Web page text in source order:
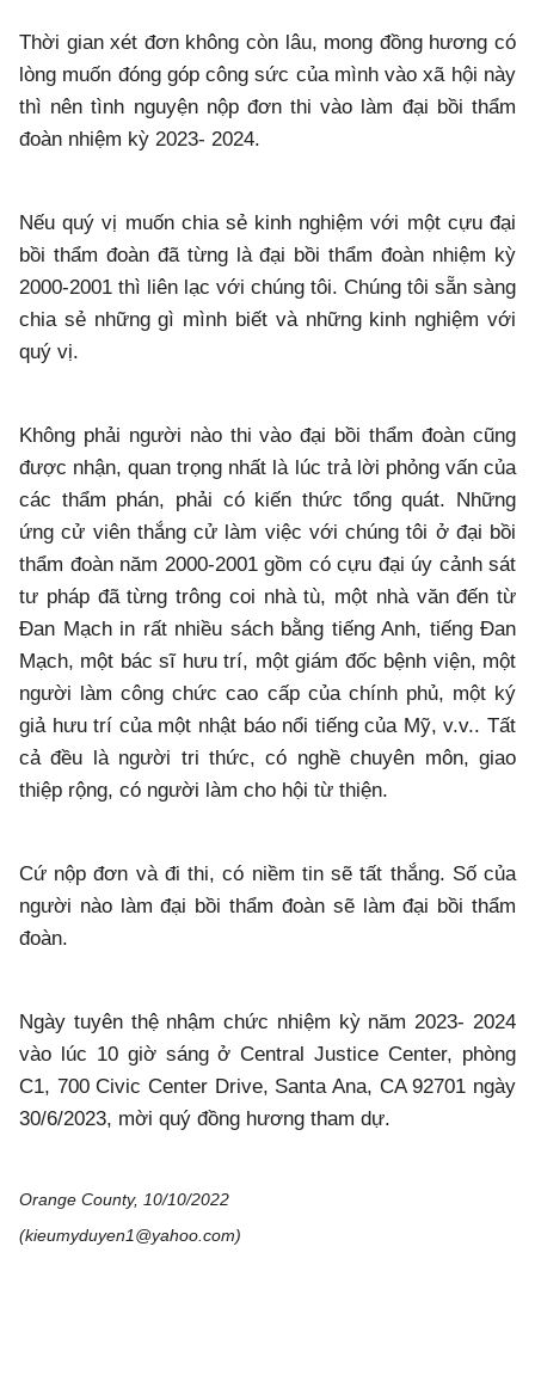
Thời gian xét đơn không còn lâu, mong đồng hương có
lòng muốn đóng góp công sức của mình vào xã hội này
thì nên tình nguyện nộp đơn thi vào làm đại bồi thẩm
đoàn nhiệm kỳ 2023- 2024.
Nếu quý vị muốn chia sẻ kinh nghiệm với một cựu đại
bồi thẩm đoàn đã từng là đại bồi thẩm đoàn nhiệm kỳ
2000-2001 thì liên lạc với chúng tôi. Chúng tôi sẵn sàng
chia sẻ những gì mình biết và những kinh nghiệm với
quý vị.
Không phải người nào thi vào đại bồi thẩm đoàn cũng
được nhận, quan trọng nhất là lúc trả lời phỏng vấn của
các thẩm phán, phải có kiến thức tổng quát. Những
ứng cử viên thắng cử làm việc với chúng tôi ở đại bồi
thẩm đoàn năm 2000-2001 gồm có cựu đại úy cảnh sát
tư pháp đã từng trông coi nhà tù, một nhà văn đến từ
Đan Mạch in rất nhiều sách bằng tiếng Anh, tiếng Đan
Mạch, một bác sĩ hưu trí, một giám đốc bệnh viện, một
người làm công chức cao cấp của chính phủ, một ký
giả hưu trí của một nhật báo nổi tiếng của Mỹ, v.v.. Tất
cả đều là người tri thức, có nghề chuyên môn, giao
thiệp rộng, có người làm cho hội từ thiện.
Cứ nộp đơn và đi thi, có niềm tin sẽ tất thắng. Số của
người nào làm đại bồi thẩm đoàn sẽ làm đại bồi thẩm
đoàn.
Ngày tuyên thệ nhậm chức nhiệm kỳ năm 2023- 2024
vào lúc 10 giờ sáng ở Central Justice Center, phòng
C1, 700 Civic Center Drive, Santa Ana, CA 92701 ngày
30/6/2023, mời quý đồng hương tham dự.
Orange County, 10/10/2022
(kieumyduyen1@yahoo.com)